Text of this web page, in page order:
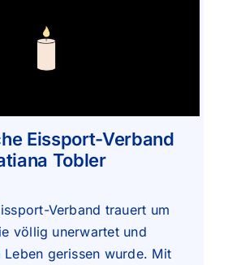
Eissport-Verband
Tobler
Verband trauert um
völlig unerwartet und
gerissen wurde. Mit